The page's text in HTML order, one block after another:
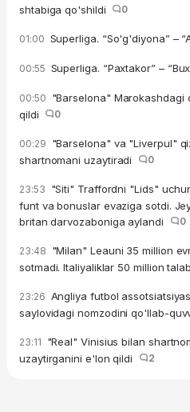
shtabiga qo'shildi
0
01:00 Superliga. “So'g'diyona” –
00:55 Superliga. “Paxtakor” –
00:50 "Barselona"
qildi
0
00:29 "Barselona" va "Liverpul"
shartnomani uzaytiradi
0
23:53 "Siti" Traffordni "Lids"
funt va bonuslar evaziga sotdi.
britan darvozaboniga aylandi
0
23:48 "Milan" Leauni 35 million
sotmadi. Italiyaliklar 50 million
23:26 Angliya futbol
saylovidagi nomzodini qo'llab-
23:11 "Real" Vinisius bilan
uzaytirganini e'lon qildi
2